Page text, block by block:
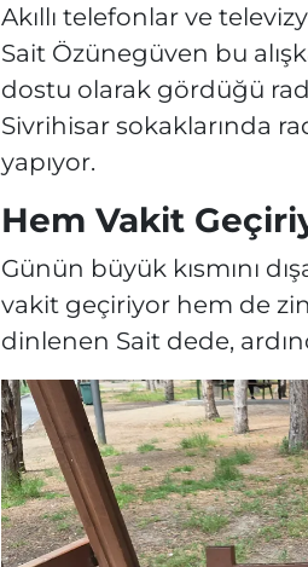
Akıllı telefonlar ve
Sait Özünegüven bu
dostu olarak gördüğü
Sivrihisar sokaklarında
yapıyor.
Hem Vakit
Günün büyük kısmını
vakit geçiriyor hem de
dinlenen Sait dede,